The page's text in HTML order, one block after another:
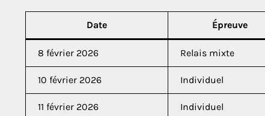
Date Épreuve
8 février 2026 Relais mixte
10 février 2026 Individuel
11 février 2026 Individuel